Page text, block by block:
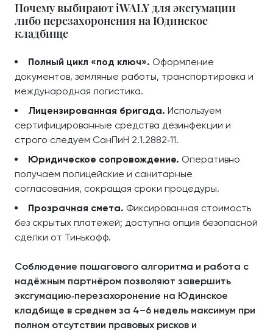
Почему выбирают iWALY для эксгумации
либо перезахоронения на Юдинское
кладбище
Полный цикл «под ключ». Оформление
документов, земляные работы, транспортировка и
международная логистика.
Лицензированная бригада. Используем
сертифицированные средства дезинфекции и
строго следуем СанПиН 2.1.2882‑11.
Юридическое сопровождение. Оперативно
получаем полицейские и санитарные
согласования, сокращая сроки процедуры.
Прозрачная смета. Фиксированная стоимость
без скрытых платежей; доступна опция безопасной
сделки от Тинькофф.
Соблюдение пошагового алгоритма и работа с
надёжным партнёром позволяют завершить
эксгумацию‑перезахоронение на Юдинское
кладбище в среднем за 4–6 недель максимум при
полном отсутствии правовых рисков и